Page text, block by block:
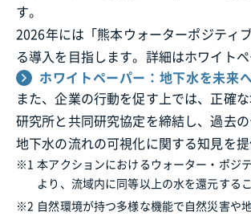
す。
2026年には「熊本ウォーターポジティ
る導入を目指します。詳細はホワイト
ホワイトペーパー：地下水を未来
また、企業の行動を促す上では、正確
研究所と共同研究協定を締結し、過去
地下水の流れの可視化に関する知見を
※1 本アクションにおけるウォーター・ポジ
より、流域内に同等以上の水を還元する
※2 自然環境が持つ多様な機能で自然災害や